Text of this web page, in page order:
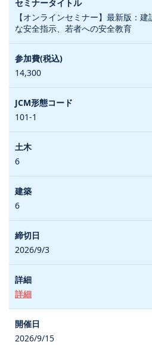
【オンラインセミナー】最新版：
な安全指示、若者への安全教育
14,300
101-1
6
6
2026/9/3
詳細
2026/9/15